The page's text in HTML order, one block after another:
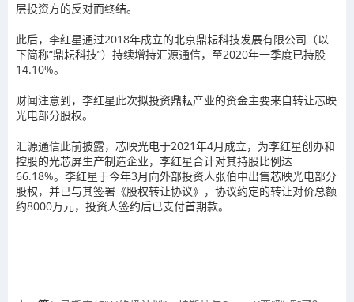
层投资方的反对而终结。
此后，李红星通过2018年成立的北京鼎耘科技发展有限公司（以
下简称“鼎耘科技”）持续增持汇源通信，至2020年一季度已持股
14.10%。
财闻注意到，李红星此次拟投资鼎耘产业的资金主要来自转让芯映
光电部分股权。
汇源通信此前披露，芯映光电于2021年4月成立，为李红星创办和
控股的光芯屏生产制造企业，李红星合计对其持股比例达
66.18%。李红星于今年3月向外部投资人张伯中出售芯映光电部分
股权，并已与其签署《股权转让协议》，协议约定的转让对价总额
约8000万元，投资人签约后已支付首期款。